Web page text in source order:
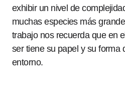
exhibir un nivel de
muchas especies más
trabajo nos recuerda que en
ser tiene su papel y su forma
entorno.